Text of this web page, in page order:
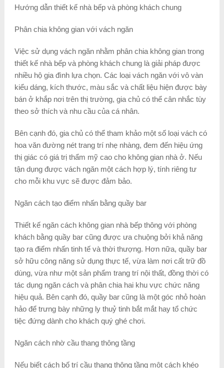
Hướng dẫn thiết kế nhà bếp và phòng khách chung
Phân chia không gian với vách ngăn
Việc sử dụng vách ngăn nhằm phân chia không gian trong
thiết kế nhà bếp và phòng khách chung là giải pháp được
nhiều hộ gia đình lựa chọn. Các loại vách ngăn với vô vàn
kiểu dáng, kích thước, màu sắc và chất liệu hiện được bày
bán ở khắp nơi trên thị trường, gia chủ có thể cân nhắc tùy
theo sở thích và nhu cầu của cá nhân.
Bên cạnh đó, gia chủ có thể tham khảo một số loại vách có
hoa văn đường nét trang trí nhẹ nhàng, đem đến hiệu ứng
thị giác có giá trị thẩm mỹ cao cho không gian nhà ở. Nếu
tận dụng được vách ngăn một cách hợp lý, tính riêng tư
cho mỗi khu vực sẽ được đảm bảo.
Ngăn cách tạo điểm nhấn bằng quầy bar
Thiết kế ngăn cách không gian nhà bếp thông với phòng
khách bằng quầy bar cũng được ưa chuộng bởi khả năng
tạo ra điểm nhấn tinh tế và thời thượng. Hơn nữa, quầy bar
sở hữu công năng sử dụng thực tế, vừa làm nơi cất trữ đồ
dùng, vừa như một sản phẩm trang trí nội thất, đồng thời có
tác dụng ngăn cách và phân chia hai khu vực chức năng
hiệu quả. Bên cạnh đó, quầy bar cũng là một góc nhỏ hoàn
hảo để trưng bày những ly thuỷ tinh bắt mắt hay tổ chức
tiệc đứng dành cho khách quý ghé chơi.
Ngăn cách nhờ cầu thang thông tầng
Nếu biết cách bố trí cầu thang thông tầng một cách khéo